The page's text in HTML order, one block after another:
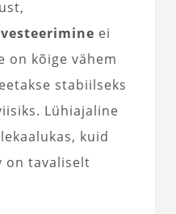
ei
on kõige vähem
stabiilseks
Lühiajaline
kuid
on tavaliselt